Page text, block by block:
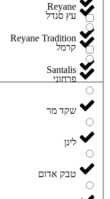
Reyane
Reyane Tradition
Santalis
עץ סנדל
קרמל
פרחוני
שקד מר
לינן
טבק אדום